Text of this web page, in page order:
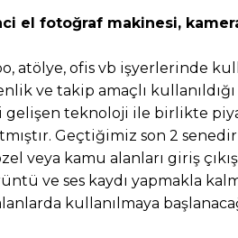
el fotoğraf makinesi,
atölye, ofis vb işyerlerinde
ve takip amaçlı
gelişen teknoloji ile birlikte
Geçtiğimiz son 2
veya kamu alanları giriş
ve ses kaydı yapmakla
kullanılmaya